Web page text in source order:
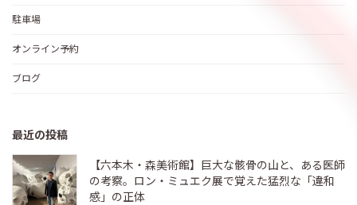
駐車場
オンライン予約
ブログ
最近の投稿
【六本木・森美術館】巨大な骸骨の山と、ある医師
の考察。ロン・ミュエク展で覚えた猛烈な「違和
感」の正体